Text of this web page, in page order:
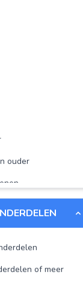
Princes
Me
ouder
of meer